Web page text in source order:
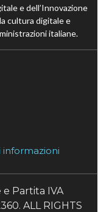
e dell’Innovazione
cultura digitale e
italiane.
Partita IVA
ALL RIGHTS